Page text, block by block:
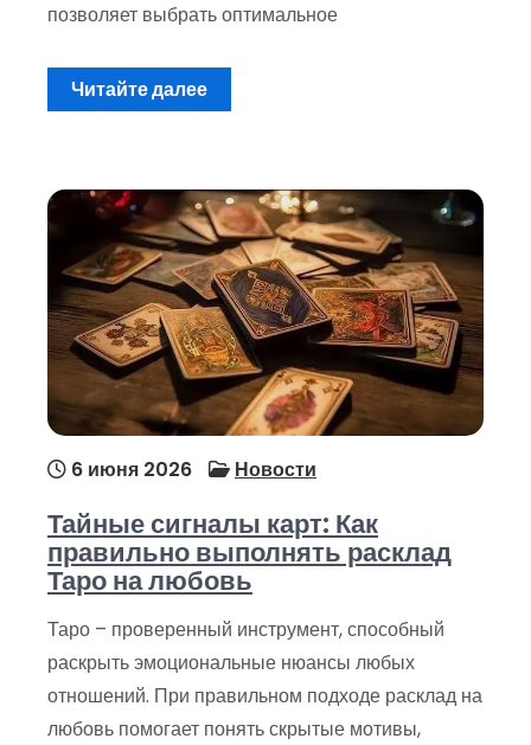
позволяет выбрать оптимальное
Читайте далее
6 июня 2026 Новости
Тайные сигналы карт: Как
правильно выполнять расклад
Таро на любовь
Таро – проверенный инструмент, способный
раскрыть эмоциональные нюансы любых
отношений. При правильном подходе расклад на
любовь помогает понять скрытые мотивы,